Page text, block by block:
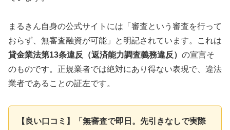
まるきん自身の公式サイトには「審査という審査を行って
おらず、無審査融資が可能」と明記されています。これは
貸金業法第13条違反（返済能力調査義務違反） の宣言そ
のものです。正規業者では絶対にあり得ない表現で、違法
業者であることの証左です。
【良い口コミ】「無審査で即日。先引きなしで実際